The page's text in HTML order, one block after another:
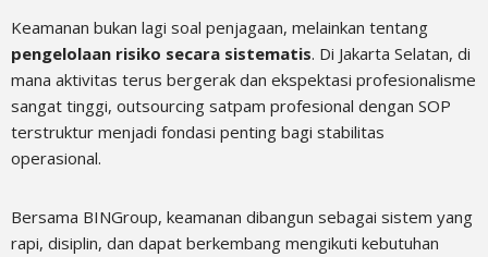
Keamanan bukan lagi soal penjagaan, melainkan tentang
pengelolaan risiko secara sistematis. Di Jakarta Selatan, di
mana aktivitas terus bergerak dan ekspektasi profesionalisme
sangat tinggi, outsourcing satpam profesional dengan SOP
terstruktur menjadi fondasi penting bagi stabilitas
operasional.
Bersama BINGroup, keamanan dibangun sebagai sistem yang
rapi, disiplin, dan dapat berkembang mengikuti kebutuhan